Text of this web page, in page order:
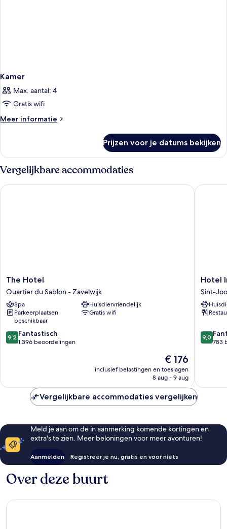
Kamer
Max. aantal: 4
Gratis wifi
Meer informatie
Meer
Prijzen voor je datums bekijken
Vergelijkbare accommodaties
The
Hotel
Quartier
du
Sablon
Zavelwijk
The Hotel
Quartier du Sablon - Zavelwijk
Spa
Huisdiervriendelijk
Parkeerplaatsen
beschikbaar
Gratis wifi
9.2
van
9,2 Fantastisch
1.396 beoordelingen
De
prijs
is
€ 176
inclusief belastingen en toeslagen
8 aug - 9 aug
The Hotel
Hotel
Indigo
Brussels
-
City
IHG
Sint-
Hotel
Sint-
9.0
van
9,0
783
Hotel
Vergelijkbare accommodaties vergelijken
Meld je aan om de in aanmerking komende kortingen en
extra's te zien. Meer beloningen voor meer avonturen!
Aanmelden Registreer je nu, gratis en voor niets
Over deze buurt